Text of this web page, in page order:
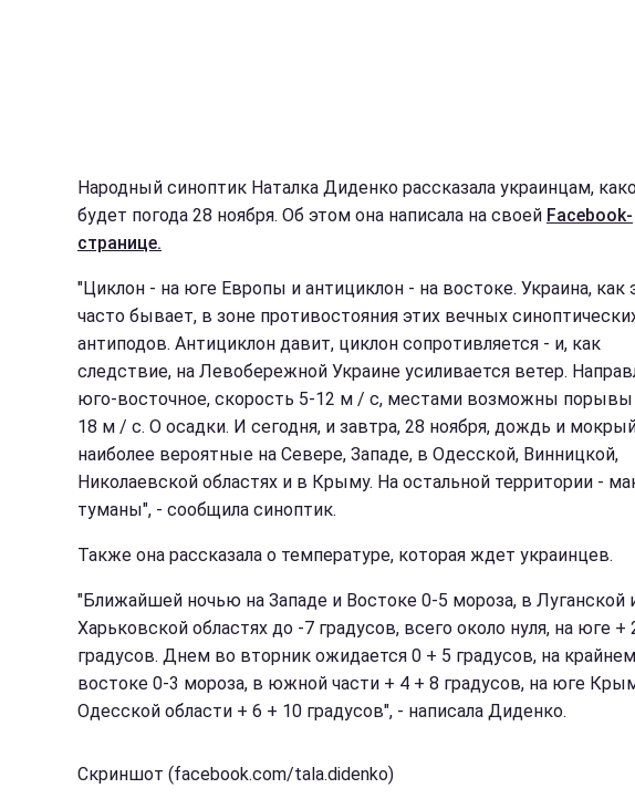
Народный синоптик Наталка Диденко рассказала украинцам,
будет погода 28 ноября. Об этом она написала на своей Facebook-
странице.
"Циклон - на юге Европы и антициклон - на востоке. Украина, как
часто бывает, в зоне противостояния этих вечных
антиподов. Антициклон давит, циклон сопротивляется - и, как
следствие, на Левобережной Украине усиливается ветер.
юго-восточное, скорость 5-12 м / с, местами возможны
18 м / с. О осадки. И сегодня, и завтра, 28 ноября, дождь и
наиболее вероятные на Севере, Западе, в Одесской, Винницкой,
Николаевской областях и в Крыму. На остальной территории -
туманы", - сообщила синоптик.
Также она рассказала о температуре, которая ждет украинцев.
"Ближайшей ночью на Западе и Востоке 0-5 мороза, в Луганской
Харьковской областях до -7 градусов, всего около нуля, на юге +
градусов. Днем во вторник ожидается 0 + 5 градусов, на крайнем
востоке 0-3 мороза, в южной части + 4 + 8 градусов, на юге
Одесской области + 6 + 10 градусов", - написала Диденко.
Скриншот (facebook.com/tala.didenko)